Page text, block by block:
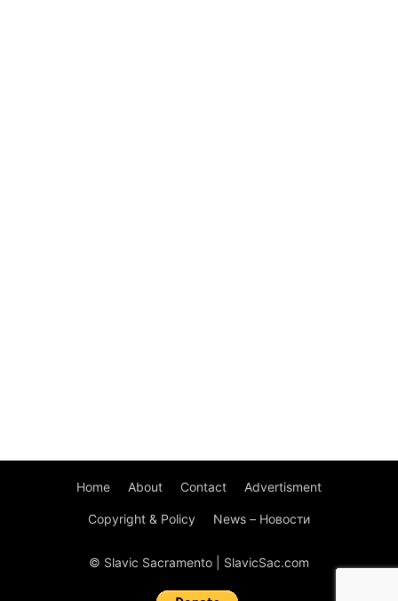
Home About Contact Advertisment
Copyright & Policy News – Новости
© Slavic Sacramento | SlavicSac.com